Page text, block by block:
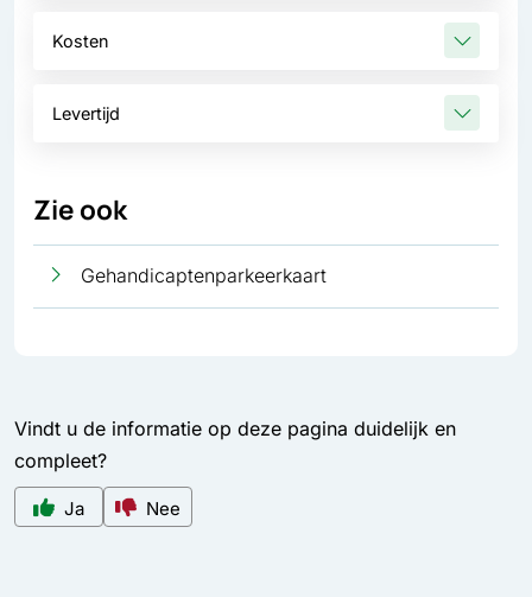
Kosten
Levertijd
Zie ook
Gehandicaptenparkeerkaart
Vindt u de informatie op deze pagina duidelijk en
compleet?
Ja Nee